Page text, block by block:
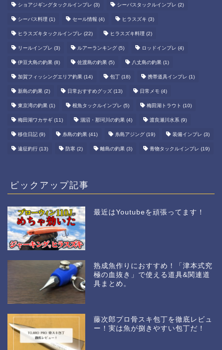
ショアジギングタックルインプレ (3) シーバスタックルインプレ (2)
シーバス料理 (1) セール情報 (4) ヒラスズキ (3)
ヒラスズキタックルインプレ (22) ヒラスズキ料理 (2)
リールインプレ (3) ルアーランキング (5) ロッドインプレ (4)
伊豆大島の釣果 (8) 佐渡島の釣果 (5) 八丈島の釣果 (1)
加賀フィッシングエリア釣果 (14) 包丁 (18) 携帯道具インプレ (1)
新島の釣果 (2) 日常おすすめグッズ (13) 日常メモ (4)
東京湾の釣果 (1) 根魚タックルインプレ (5) 梅田湖トラウト (10)
梅田湖ワカサギ (11) 涸沼・那珂川の釣果 (4) 渡良瀬川水系 (9)
移住日記 (9) 糸島の釣果 (41) 糸島アジング (19) 装備インプレ (3)
遠征釣行 (13) 防寒 (2) 離島の釣果 (3) 青物タックルインプレ (19)
ピックアップ記事
最近はYoutubeを頑張ってます！
熟成魚作りにおすすめ！「津本式究
極の血抜き」で使える道具&関連道
具まとめ。
藤次郎プロ骨スキ包丁を徹底レビュ
ー！実は魚が捌きやすい包丁だ！